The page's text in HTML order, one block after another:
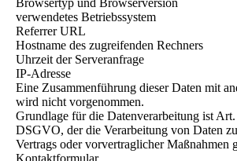
verwendetes Betriebssystem
Referrer URL
Hostname des zugreifenden Rechners
Uhrzeit der Serveranfrage
IP-Adresse
Eine Zusammenführung dieser Daten mit
wird nicht vorgenommen.
Grundlage für die Datenverarbeitung ist
DSGVO, der die Verarbeitung von Daten
Vertrags oder vorvertraglicher Maßnahmen
Kontaktformular